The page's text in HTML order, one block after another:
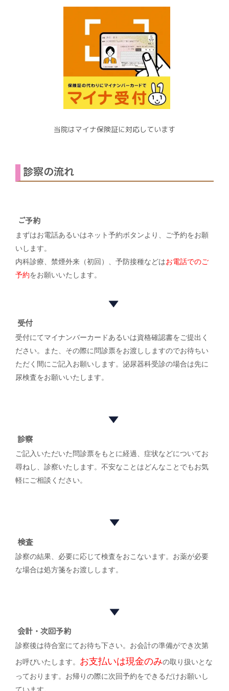
当院はマイナ保険証に対応しています
診察の流れ
ご予約
まずはお電話あるいはネット予約ボタンより、ご予約をお願
いします。
内科診療、禁煙外来（初回）、予防接種などはお電話でのご
予約をお願いいたします。
受付
受付にてマイナンバーカードあるいは資格確認書をご提出く
ださい。また、その際に問診票をお渡ししますのでお待ちい
ただく間にご記入お願いします。泌尿器科受診の場合は先に
尿検査をお願いいたします。
診察
ご記入いただいた問診票をもとに経過、症状などについてお
尋ねし、診察いたします。不安なことはどんなことでもお気
軽にご相談ください。
検査
診察の結果、必要に応じて検査をおこないます。お薬が必要
な場合は処方箋をお渡しします。
会計・次回予約
診察後は待合室にてお待ち下さい。お会計の準備ができ次第
お呼びいたします。 お支払いは現金のみの取り扱いとな
っております。お帰りの際に次回予約をできるだけお願いし